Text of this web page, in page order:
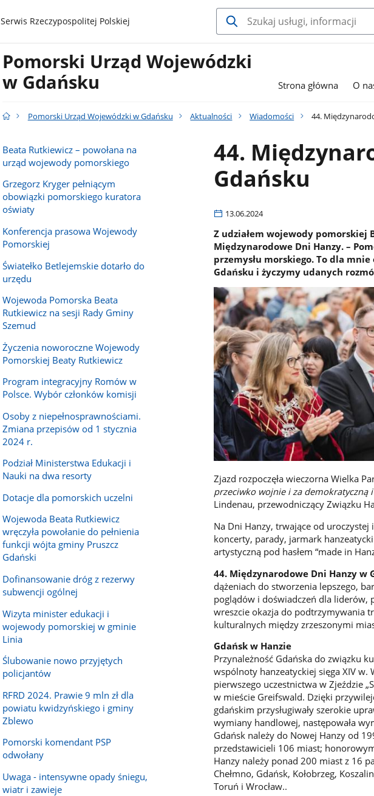
gov.pl
Serwis Rzeczypospolitej Polskiej
Pomorski Urząd Wojewódzki
w Gdańsku
Strona główna O
Pomorski Urząd Wojewódzki w Gdańsku Aktualności Wiadomości 44.
Beata Rutkiewicz – powołana na
urząd wojewody pomorskiego
Grzegorz Kryger pełniącym
obowiązki pomorskiego kuratora
oświaty
Konferencja prasowa Wojewody
Pomorskiej
Światełko Betlejemskie dotarło do
urzędu
Wojewoda Pomorska Beata
Rutkiewicz na sesji Rady Gminy
Szemud
Życzenia noworoczne Wojewody
Pomorskiej Beaty Rutkiewicz
Program integracyjny Romów w
Polsce. Wybór członków komisji
Osoby z niepełnosprawnościami.
Zmiana przepisów od 1 stycznia
2024 r.
Podział Ministerstwa Edukacji i
Nauki na dwa resorty
Dotacje dla pomorskich uczelni
Wojewoda Beata Rutkiewicz
wręczyła powołanie do pełnienia
funkcji wójta gminy Pruszcz
Gdański
Dofinansowanie dróg z rezerwy
subwencji ogólnej
Wizyta minister edukacji i
wojewody pomorskiej w gminie
Linia
Ślubowanie nowo przyjętych
policjantów
RFRD 2024. Prawie 9 mln zł dla
powiatu kwidzyńskiego i gminy
Zblewo
Pomorski komendant PSP
odwołany
Uwaga - intensywne opady śniegu,
wiatr i zawieje
44.
Gdańsku
13.06.2024
Z udziałem wojewody pomorskiej
Międzynarodowe Dni Hanzy. –
przemysłu morskiego. To dla
Gdańsku i życzymy udanych
Zjazd rozpoczęła wieczorna Wielka
przeciwko wojnie i za demokratyczną
Lindenau, przewodniczący Związku
Na Dni Hanzy, trwające od uroczystej
koncerty, parady, jarmark
artystyczną pod hasłem “made in
44. Międzynarodowe Dni Hanzy w
dążeniach do stworzenia lepszego,
poglądów i doświadczeń dla
wreszcie okazja do podtrzymywania
kulturalnych między zrzeszonymi
Gdańsk w Hanzie
Przynależność Gdańska do związku
wspólnoty hanzeatyckiej sięga XIV w.
pierwszego uczestnictwa w Zjeździe
w mieście Greifswald. Dzięki
gdańskim przysługiwały szerokie
wymiany handlowej, następowała
Gdańsk należy do Nowej Hanzy od
przedstawicieli 106 miast;
Hanzy należy ponad 200 miast z 16
Chełmno, Gdańsk, Kołobrzeg,
Toruń i Wrocław..